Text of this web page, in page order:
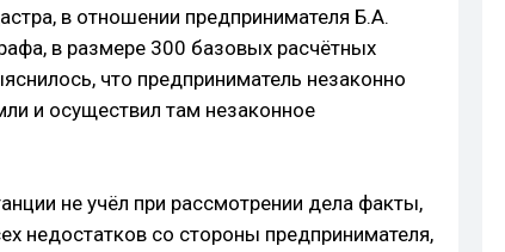
в отношении предпринимателя Б.А.
в размере 300 базовых расчётных
что предприниматель незаконно
и осуществил там незаконное
не учёл при рассмотрении дела факты,
недостатков со стороны предпринимателя,